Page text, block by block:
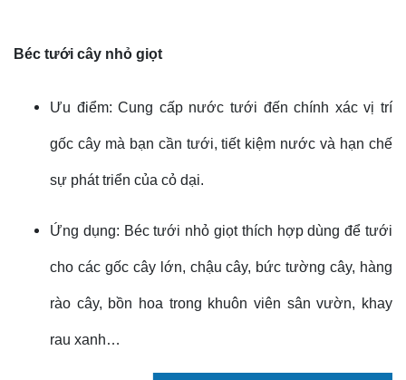
Béc tưới cây nhỏ giọt
Ưu điểm: Cung cấp nước tưới đến chính xác vị trí
gốc cây mà bạn cần tưới, tiết kiệm nước và hạn chế
sự phát triển của cỏ dại.
Ứng dụng: Béc tưới nhỏ giọt thích hợp dùng để tưới
cho các gốc cây lớn, chậu cây, bức tường cây, hàng
rào cây, bồn hoa trong khuôn viên sân vườn, khay
rau xanh…